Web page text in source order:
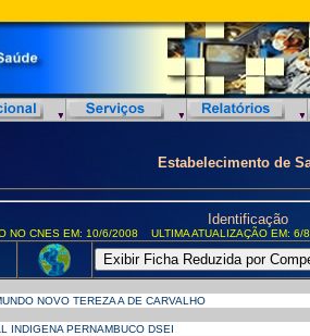
Estabelecimento de
Identificação
NO CNES EM: 10/6/2008 ULTIMA ATUALIZAÇÃO EM:
NOVO TEREZA A DE CARVALHO
INDIGENA PERNAMBUCO DSEI